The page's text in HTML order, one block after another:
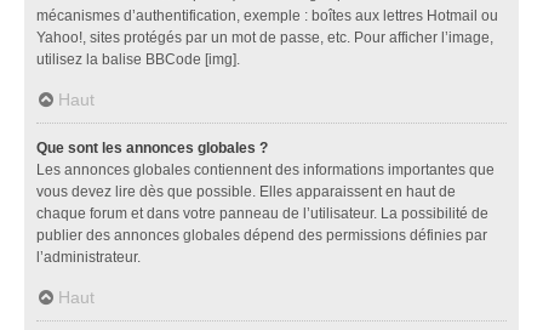
mécanismes d’authentification, exemple : boîtes aux lettres Hotmail ou
Yahoo!, sites protégés par un mot de passe, etc. Pour afficher l’image,
utilisez la balise BBCode [img].
Haut
Que sont les annonces globales ?
Les annonces globales contiennent des informations importantes que
vous devez lire dès que possible. Elles apparaissent en haut de
chaque forum et dans votre panneau de l’utilisateur. La possibilité de
publier des annonces globales dépend des permissions définies par
l’administrateur.
Haut